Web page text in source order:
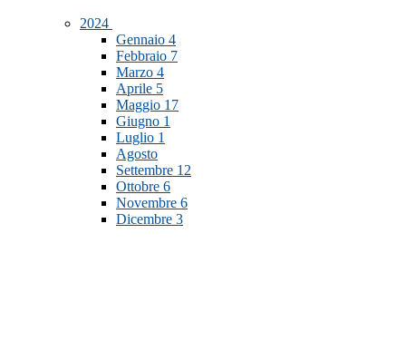
2024
Gennaio 4
Febbraio 7
Marzo 4
Aprile 5
Maggio 17
Giugno 1
Luglio 1
Agosto
Settembre 12
Ottobre 6
Novembre 6
Dicembre 3